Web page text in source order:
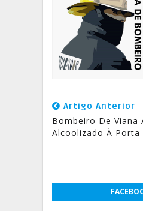
Artigo Anterior
Bombeiro De
Alcoolizado À Porta